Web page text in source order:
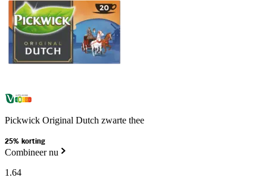
Pickwick Original Dutch zwarte thee
25% korting
Combineer nu
1.64